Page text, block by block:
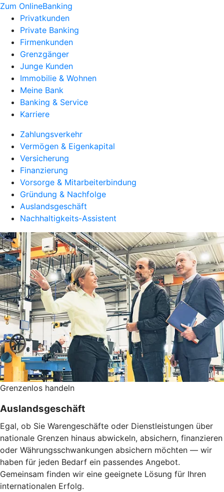
Zum OnlineBanking
Privatkunden
Private Banking
Firmenkunden
Grenzgänger
Junge Kunden
Immobilie & Wohnen
Meine Bank
Banking & Service
Karriere
Zahlungsverkehr
Vermögen & Eigenkapital
Versicherung
Finanzierung
Vorsorge & Mitarbeiterbindung
Gründung & Nachfolge
Auslandsgeschäft
Nachhaltigkeits-Assistent
Grenzenlos handeln
Auslandsgeschäft
Egal, ob Sie Warengeschäfte oder Dienstleistungen über
nationale Grenzen hinaus abwickeln, absichern, finanzieren
oder Währungsschwankungen absichern möchten — wir
haben für jeden Bedarf ein passendes Angebot.
Gemeinsam finden wir eine geeignete Lösung für Ihren
internationalen Erfolg.